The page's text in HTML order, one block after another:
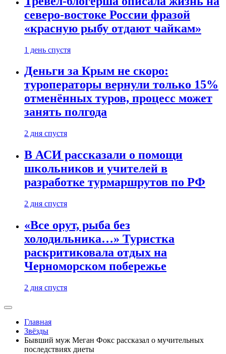
северо-востоке России фразой
«красную рыбу отдают чайкам»
1 день спустя
Деньги за Крым не скоро:
туроператоры вернули только 15%
отменённых туров, процесс может
занять полгода
2 дня спустя
В АСИ рассказали о помощи
школьников и учителей в
разработке турмаршрутов по РФ
2 дня спустя
«Все орут, рыба без
холодильника…» Туристка
раскритиковала отдых на
Черноморском побережье
2 дня спустя
Главная
Звёзды
Бывший муж Меган Фокс рассказал о мучительных
последствиях диеты